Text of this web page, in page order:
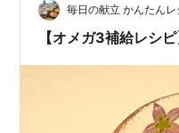
毎日の献立 かんたんレ
【オメガ3補給レシ